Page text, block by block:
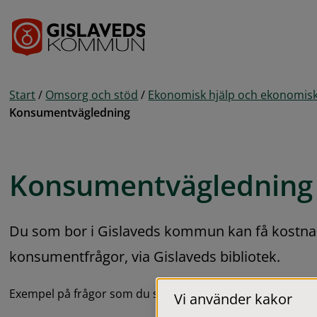
Start / Omsorg och stöd / Ekonomisk hjälp och
Konsumentvägledning
Konsumentvägledning
Du som bor i Gislaveds kommun kan få
konsumentfrågor, via Gislaveds bibliotek.
Exempel på frågor som du som konsument kan få hjälp
Vi använder kakor